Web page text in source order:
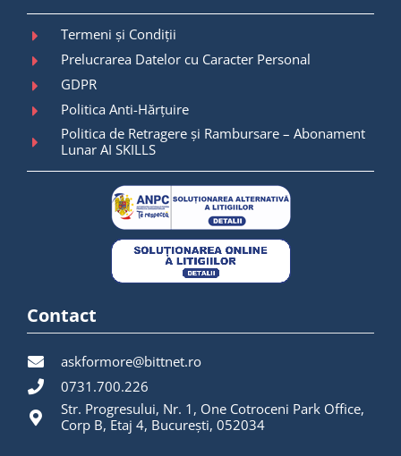
Termeni și Condiții
Prelucrarea Datelor cu Caracter Personal
GDPR
Politica Anti-Hărțuire
Politica de Retragere și Rambursare – Abonament
Lunar AI SKILLS
Contact
askformore@bittnet.ro
0731.700.226
Str. Progresului, Nr. 1, One Cotroceni Park Office,
Corp B, Etaj 4, București, 052034